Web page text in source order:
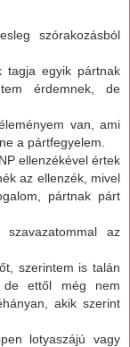
szórakozásból
tagja egyik pártnak
érdemnek, de
van, ami
a pártfegyelem.
ellenzékével értek
az ellenzék, mivel
pártnak párt
az
szerintem is talán
de ettől még nem
akik szerint
lotyaszájú vagy